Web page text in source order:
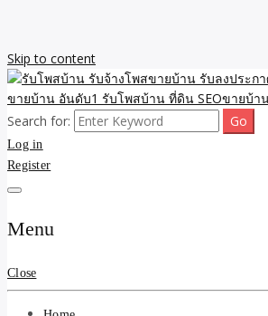
Skip to content
รับโพสบ้าน รับจ้า
บ้าน รับลงประกา
รับลงเว็บขายบ้าน
รับโพสบ้าน ที่ดิน
บ้าน
รับจ้างโพสขายบ้าน รับลงเว็บขายบ้าน รับโพสบ้
บ้าน โพสบ้าน ขายที่ดิน SEO อสังหา ราคาถูก รั
Search for:
Log in
Register
Menu
Close